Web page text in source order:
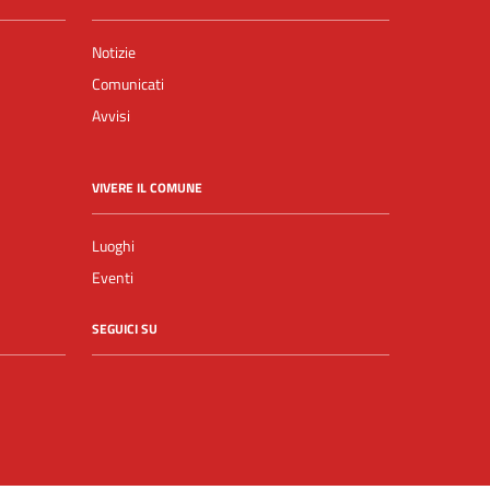
Notizie
Comunicati
Avvisi
VIVERE IL COMUNE
Luoghi
Eventi
SEGUICI SU